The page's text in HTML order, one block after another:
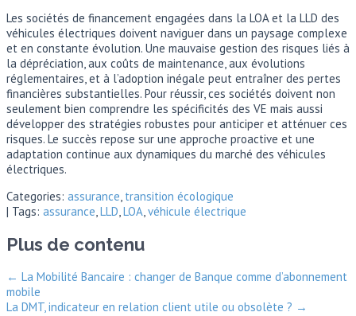
Les sociétés de financement engagées dans la LOA et la LLD des
véhicules électriques doivent naviguer dans un paysage complexe
et en constante évolution. Une mauvaise gestion des risques liés à
la dépréciation, aux coûts de maintenance, aux évolutions
réglementaires, et à l’adoption inégale peut entraîner des pertes
financières substantielles. Pour réussir, ces sociétés doivent non
seulement bien comprendre les spécificités des VE mais aussi
développer des stratégies robustes pour anticiper et atténuer ces
risques. Le succès repose sur une approche proactive et une
adaptation continue aux dynamiques du marché des véhicules
électriques.
Categories: assurance, transition écologique
| Tags: assurance,LLD,LOA,véhicule électrique
Plus de contenu
← La Mobilité Bancaire : changer de Banque comme d’abonnement
mobile
La DMT, indicateur en relation client utile ou obsolète ? →